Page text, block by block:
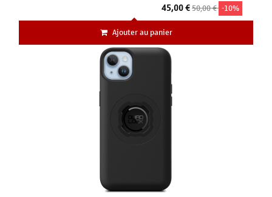
45,00 €50,00 € -10%
Ajouter au panier